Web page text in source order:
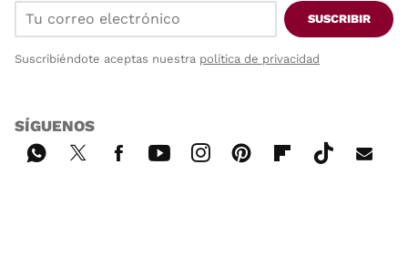
SUSCRIBIR
Suscribiéndote aceptas nuestra política de privacidad
SÍGUENOS